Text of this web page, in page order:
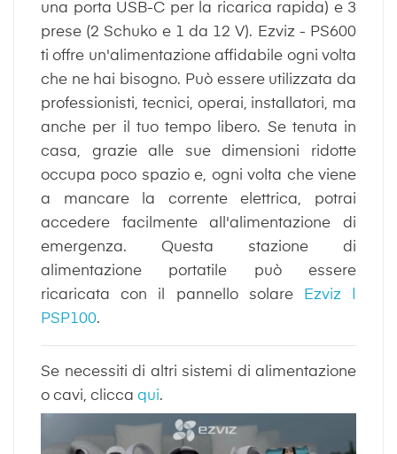
una porta USB-C per la ricarica rapida) e 3
prese (2 Schuko e 1 da 12 V). Ezviz - PS600
ti offre un'alimentazione affidabile ogni volta
che ne hai bisogno. Può essere utilizzata da
professionisti, tecnici, operai, installatori, ma
anche per il tuo tempo libero. Se tenuta in
casa, grazie alle sue dimensioni ridotte
occupa poco spazio e, ogni volta che viene
a mancare la corrente elettrica, potrai
accedere facilmente all'alimentazione di
emergenza. Questa stazione di
alimentazione portatile può essere
ricaricata con il pannello solare
Ezviz |
PSP100.
Se necessiti di altri sistemi di alimentazione
o cavi, clicca qui.